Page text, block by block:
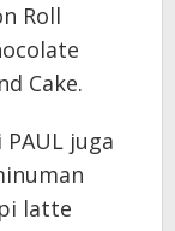
Roll
Cake.
juga
latte